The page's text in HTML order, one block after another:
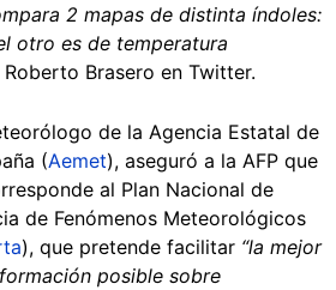
2 mapas de distinta índoles:
otro es de temperatura
Roberto Brasero en Twitter.
de la Agencia Estatal de
(Aemet), aseguró a la AFP que
al Plan Nacional de
de Fenómenos Meteorológicos
), que pretende facilitar “la mejor
posible sobre